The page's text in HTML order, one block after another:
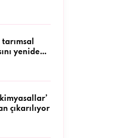
ile kıyı
yeniden
kimyasallar’
çıkarılıyor